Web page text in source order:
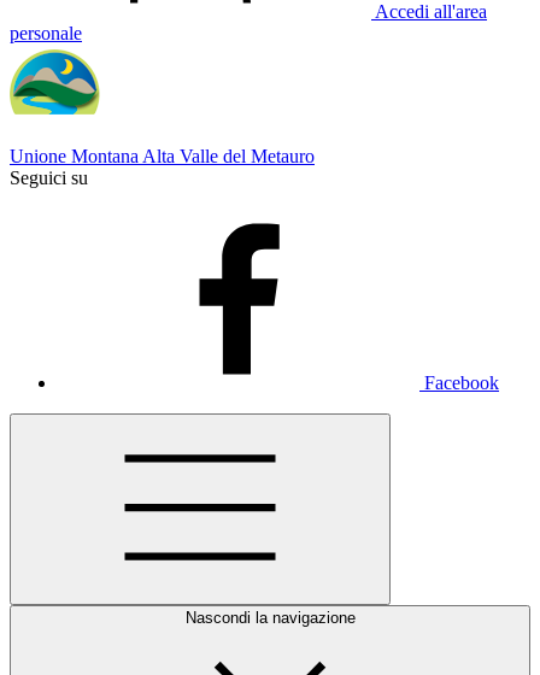
Accedi all'area
personale
Unione Montana Alta Valle del Metauro
Seguici su
Facebook
Nascondi la navigazione